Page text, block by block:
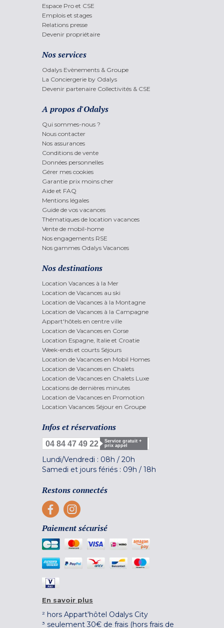
Espace Pro et CSE
Emplois et stages
Relations presse
Devenir propriétaire
Nos services
Odalys Evènements & Groupe
La Conciergerie by Odalys
Devenir partenaire Collectivités & CSE
A propos d'Odalys
Qui sommes-nous ?
Nous contacter
Nos assurances
Conditions de vente
Données personnelles
Gérer mes cookies
Garantie prix moins cher
Aide et FAQ
Mentions légales
Guide de vos vacances
Thématiques de location vacances
Vente de mobil-home
Nos engagements RSE
Nos gammes Odalys Vacances
Nos destinations
Location Vacances à la Mer
Location de Vacances au ski
Location de Vacances à la Montagne
Location de Vacances à la Campagne
Appart'hôtels en centre ville
Location de Vacances en Corse
Location Espagne, Italie et Croatie
Week-ends et courts Séjours
Location de Vacances en Mobil Homes
Location de Vacances en Chalets
Location de Vacances en Chalets Luxe
Locations de dernières minutes
Location de Vacances en Promotion
Location Vacances Séjour en Groupe
Infos et réservations
04 84 47 49 22
Service gratuit +
prix appel
Lundi/Vendredi : 08h / 20h
Samedi et jours fériés : 09h / 18h
Restons connectés
Paiement sécurisé
En savoir plus
² hors Appart'hôtel Odalys City
³ seulement 30€ de frais (hors frais de